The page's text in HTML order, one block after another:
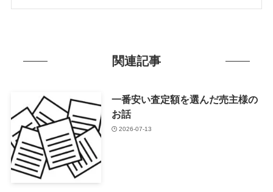
関連記事
一番安い査定額を選んだ売主様の
お話
2026-07-13